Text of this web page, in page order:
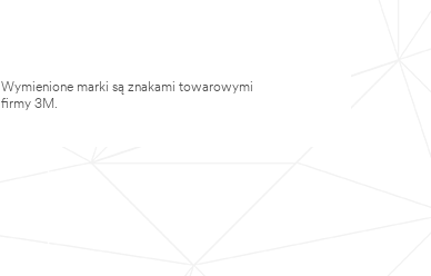
Wymienione marki są znakami towarowymi
firmy 3M.